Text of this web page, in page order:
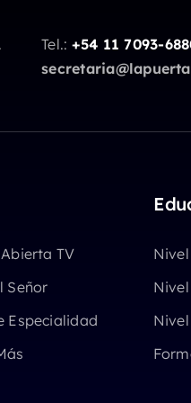
Tel.: +54 11 7093-
TV
Señor
Especialidad